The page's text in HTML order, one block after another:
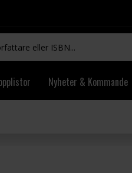
Nyheter & Kommande